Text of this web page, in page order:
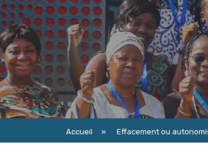
Accueil » Effacement ou